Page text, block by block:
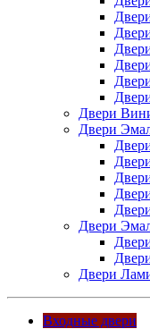
Двери
Двери
Двери
Двери
Входные двери